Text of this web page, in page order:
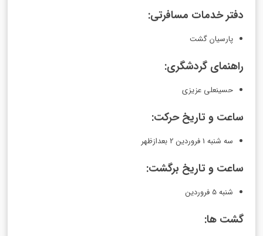
دفتر خدمات مسافرتی:
پارسیان گشت
راهنمای گردشگری:
حسینعلی عزیزی
ساعت و تاریخ حرکت:
سه شنبه 1 فروردین 2 بعدازظهر
ساعت و تاریخ برگشت:
شنبه 5 فروردین
گشت ها: